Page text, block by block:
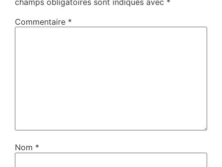
champs obligatoires sont indiqués avec *
Commentaire *
Nom *